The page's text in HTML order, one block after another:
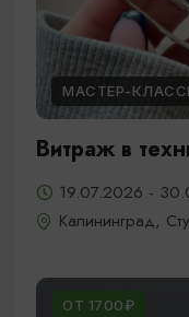
МАСТЕР-
Витраж в
19.07.2026 -
Калининград,
ОТ 1700₽